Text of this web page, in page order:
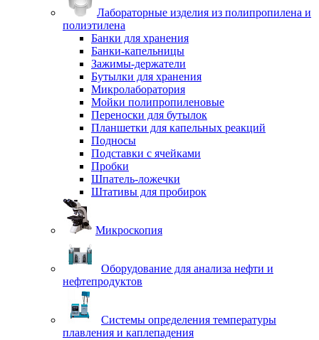
Лабораторные изделия из полипропилена и
полиэтилена
Банки для хранения
Банки-капельницы
Зажимы-держатели
Бутылки для хранения
Микролаборатория
Мойки полипропиленовые
Переноски для бутылок
Планшетки для капельных реакций
Подносы
Подставки с ячейками
Пробки
Шпатель-ложечки
Штативы для пробирок
Микроскопия
Оборудование для анализа нефти и
нефтепродуктов
Системы определения температуры
плавления и каплепадения